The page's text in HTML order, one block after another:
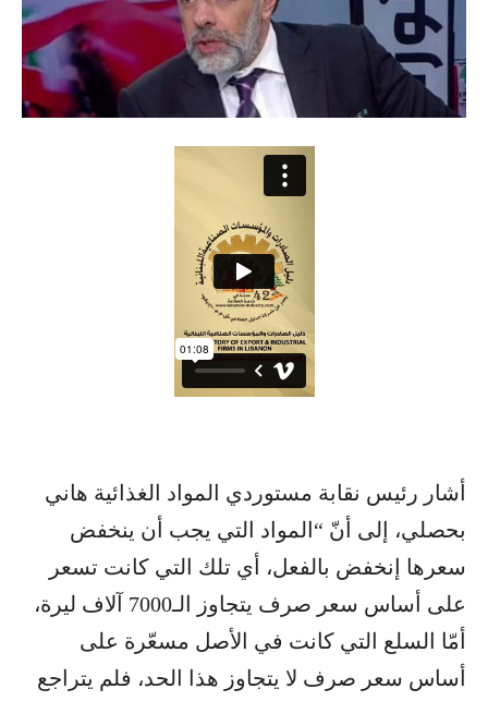
أشار رئيس ​نقابة مستوردي ​المواد الغذائية​​ ​هاني
بحصلي، إلى​ أنّ “المواد التي يجب أن ينخفض
سعرها إنخفض بالفعل، أي تلك التي كانت تسعر‏
على أساس سعر صرف يتجاوز الـ7000 آلاف ليرة،
أمّا السلع التي كانت في الأصل مسعّرة على
أساس سعر صرف لا يتجاوز هذا الحد، فلم يتراجع